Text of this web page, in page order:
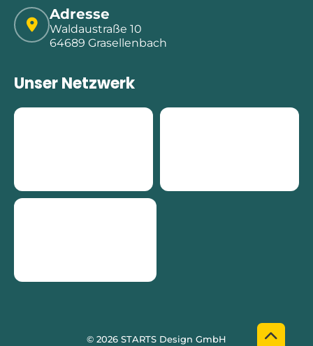
Adresse
Waldaustraße 10
64689 Grasellenbach
Unser Netzwerk
© 2026 STARTS Design GmbH